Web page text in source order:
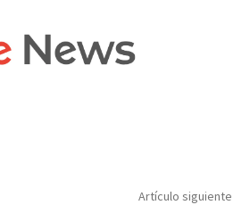
Artículo siguiente